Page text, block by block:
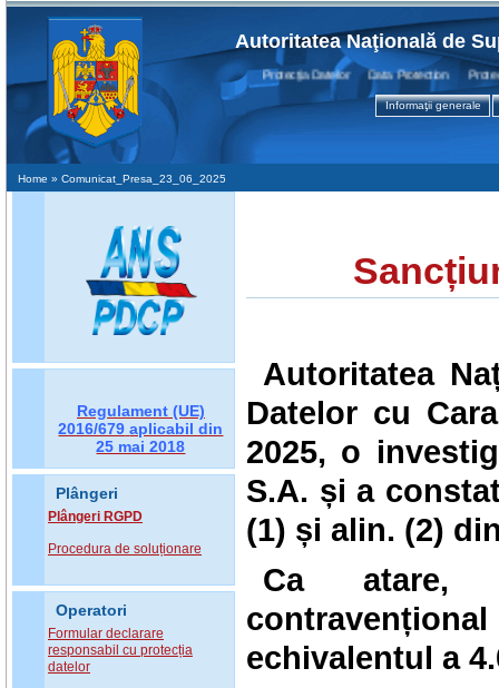
Autoritatea Naţională de
Protecţia Datelor Data Protection Protection
Informaţii generale
Home » Comunicat_Presa_23_06_2025
Regulament (UE)
2016/679 aplicabil din
25 mai 2018
Plângeri
Plângeri RGPD
Procedura de soluționare
Operatori
Formular declarare
responsabil cu protecția
datelor
Autoritatea
Datelor cu
2025, o
S.A. și a
(1) și alin. (2)
Ca atare,
echivalentul a